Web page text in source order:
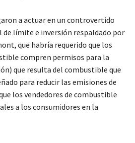
a actuar en un controvertido
límite e inversión respaldado por
que habría requerido que los
compren permisos para la
que resulta del combustible que
para reducir las emisiones de
los vendedores de combustible
a los consumidores en la